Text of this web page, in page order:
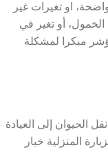
او تغيرات غير
أو تغير في
مبكرا لمشكلة
الحيوان إلى العيادة
المنزلية خيار